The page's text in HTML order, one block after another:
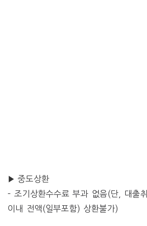
▶ 중도상환
– 조기상환수수료 부과 없음(단, 대출
이내 전액(일부포함) 상환불가)